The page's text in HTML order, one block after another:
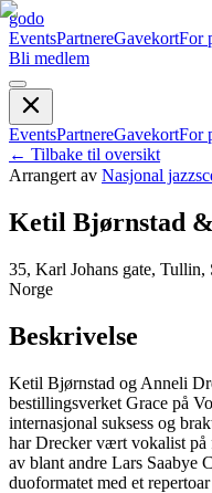
godo
EventsPartnereGavekortFor
Bli medlem
EventsPartnereGavekortFor
← Tilbake til oversikt
Arrangert av Nasjonal
Ketil Bjørnstad
35, Karl Johans gate,
Norge
Beskrivelse
Ketil Bjørnstad og Anneli
bestillingsverket Grace på
internasjonal suksess og
har Drecker vært vokalist på
av blant andre Lars Saabye
duoformatet med et